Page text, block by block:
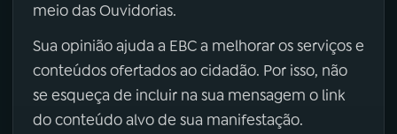
meio das Ouvidorias.
Sua opinião ajuda a EBC a melhorar os serviços e
conteúdos ofertados ao cidadão. Por isso, não
se esqueça de incluir na sua mensagem o link
do conteúdo alvo de sua manifestação.